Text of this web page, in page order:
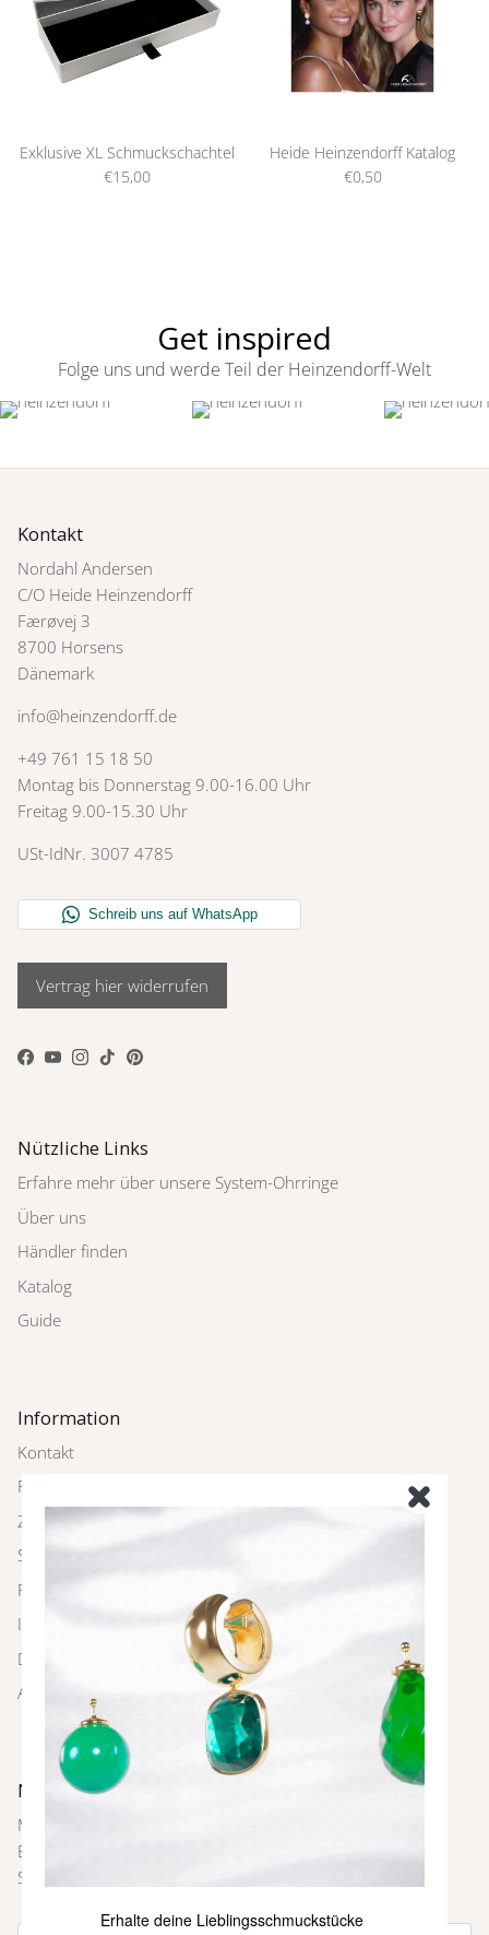
Exklusive XL Schmuckschachtel
€15,00
Heide Heinzendorff Katalog
€0,50
Get inspired
Folge uns und werde Teil der Heinzendorff-Welt
Kontakt
Nordahl Andersen
C/O Heide Heinzendorff
Færøvej 3
8700 Horsens
Dänemark
info@heinzendorff.de
+49 761 15 18 50
Montag bis Donnerstag 9.00-16.00 Uhr
Freitag 9.00-15.30 Uhr
USt-IdNr. 3007 4785
Vertrag hier widerrufen
Facebook
YouTube
Instagram
TikTokPinterest
Nützliche Links
Erfahre mehr über unsere System-Ohrringe
Über uns
Händler finden
Katalog
Guide
Information
Kontakt
Rückgabe
Zahlung und Versand
Schmuckpflege
FAQ
Impressum
Datenschutz
AGBs
Newsletter
Melde dich bei unserem Newsletter an und sei immer als
Erste über neue Farben und Kollektionen, Inspirationen,
Styling-Tipps und weitere Neuigkeiten informiert.
Erhalte deine Lieblingsschmuckstücke